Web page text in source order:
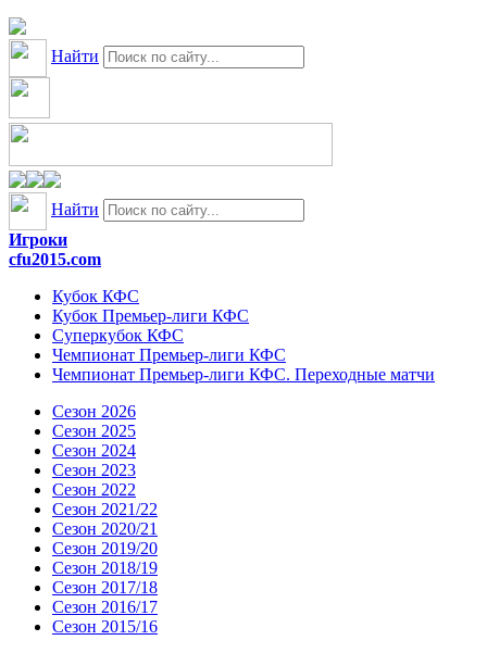
Найти
Найти
Игроки
cfu2015.com
Кубок КФС
Кубок Премьер-лиги КФС
Суперкубок КФС
Чемпионат Премьер-лиги КФС
Чемпионат Премьер-лиги КФС. Переходные матчи
Сезон 2026
Сезон 2025
Сезон 2024
Сезон 2023
Сезон 2022
Сезон 2021/22
Сезон 2020/21
Сезон 2019/20
Сезон 2018/19
Сезон 2017/18
Сезон 2016/17
Сезон 2015/16